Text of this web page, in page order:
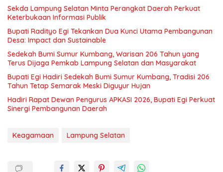
Sekda Lampung Selatan Minta Perangkat Daerah Perkuat
Keterbukaan Informasi Publik
Bupati Radityo Egi Tekankan Dua Kunci Utama Pembangunan
Desa: Impact dan Sustainable
Sedekah Bumi Sumur Kumbang, Warisan 206 Tahun yang
Terus Dijaga Pemkab Lampung Selatan dan Masyarakat
Bupati Egi Hadiri Sedekah Bumi Sumur Kumbang, Tradisi 206
Tahun Tetap Semarak Meski Diguyur Hujan
Hadiri Rapat Dewan Pengurus APKASI 2026, Bupati Egi Perkuat
Sinergi Pembangunan Daerah
Keagamaan Lampung Selatan